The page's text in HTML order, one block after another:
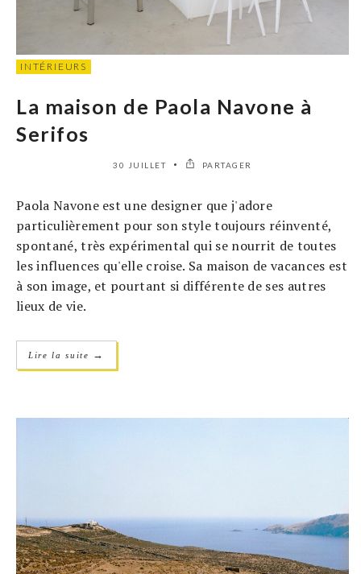
INTÉRIEURS
La maison de Paola Navone à
Serifos
30 JUILLET PARTAGER
Paola Navone est une designer que j'adore
particulièrement pour son style toujours réinventé,
spontané, très expérimental qui se nourrit de toutes
les influences qu'elle croise. Sa maison de vacances est
à son image, et pourtant si différente de ses autres
lieux de vie.
Lire la suite →